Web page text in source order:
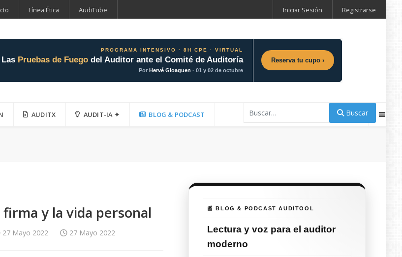
Línea Ética AudiTube Iniciar Sesión Registrarse
PROGRAMA INTENSIVO · 8H CPE · VIRTUAL
Las Pruebas de Fuego del Auditor ante el Comité de Auditoría
PorHervé Gloaguen · 01 y 02 de octubre
Reserva tu cupo ›
AUDITX AUDIT-IA ✦ BLOG & PODCAST Buscar
y la vida personal
27 Mayo 2022 27 Mayo 2022
📰 BLOG & PODCAST AUDITOOL
Lectura y voz para el auditor
moderno